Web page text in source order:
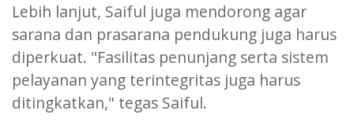
Lebih lanjut, Saiful juga mendorong agar
sarana dan prasarana pendukung juga harus
diperkuat. "Fasilitas penunjang serta sistem
pelayanan yang terintegritas juga harus
ditingkatkan," tegas Saiful.